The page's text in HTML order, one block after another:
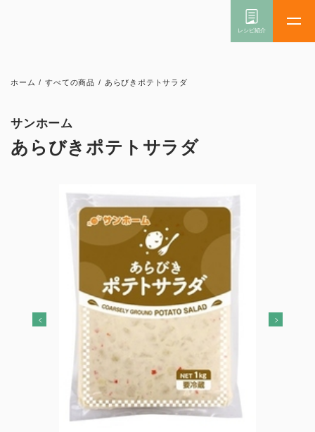
ホーム / すべての商品 / あらびきポテトサラダ
サンホーム
あらびきポテトサラダ